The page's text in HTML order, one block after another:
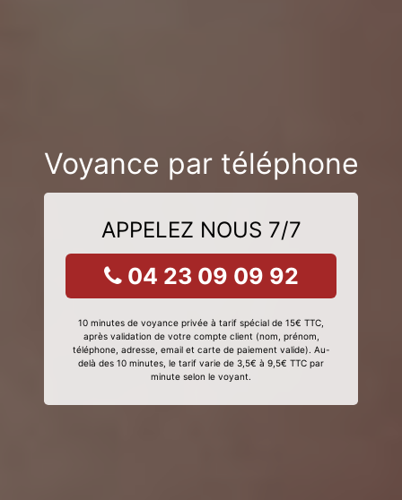
Voyance par téléphone
APPELEZ NOUS 7/7
04 23 09 09 92
10 minutes de voyance privée à tarif spécial de 15€ TTC,
après validation de votre compte client (nom, prénom,
téléphone, adresse, email et carte de paiement valide). Au-
delà des 10 minutes, le tarif varie de 3,5€ à 9,5€ TTC par
minute selon le voyant.